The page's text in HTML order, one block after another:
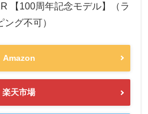
【100周年記念モデル】（ラ
ング不可）
Amazon
楽天市場